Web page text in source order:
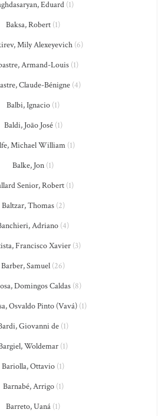
Eduard(1)
Baksa, Robert (1)
Mily Alexeyevich(6)
Armand-Louis(1)
Claude-Bénigne(4)
Balbi, Ignacio (1)
Baldi, João José(1)
Michael William (1)
Balke, Jon (1)
Senior, Robert(1)
Baltzar, Thomas(2)
Adriano (4)
Francisco Xavier(3)
Barber, Samuel (26)
Domingos Caldas (8)
Osvaldo Pinto (Vavá) (1)
Giovanni de (1)
Woldemar (1)
Bariolla, Ottavio (1)
Barnabé, Arrigo(1)
Barreto, Uaná (1)